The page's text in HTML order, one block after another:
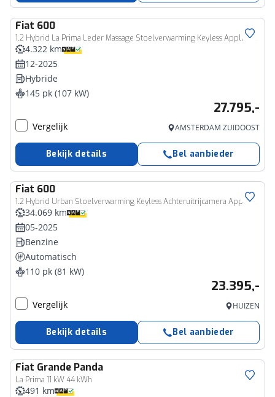
Fiat 600
1.2 Hybrid La Prima Leder Massage Stoelverwarming Keyless Apple CarPlay
4.322 km
12-2025
Hybride
145 pk (107 kW)
27.795,-
Vergelijk AMSTERDAM ZUIDOOST
Bekijk details Bel aanbieder
Fiat 600
1.2 Hybrid Urban Stoelverwarming Keyless Achteruitrijcamera Apple CarPlay
34.069 km
05-2025
Benzine
Automatisch
110 pk (81 kW)
23.395,-
Vergelijk HUIZEN
Bekijk details Bel aanbieder
Fiat Grande Panda
La Prima 11 kW 44 kWh
491 km